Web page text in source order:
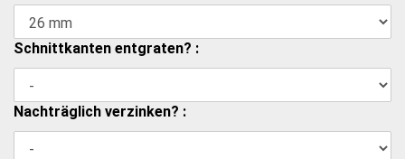
Schnittkanten entgraten? :
Nachträglich verzinken? :